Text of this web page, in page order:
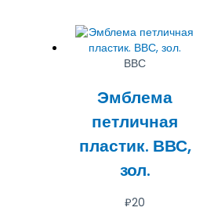
ВВС
Эмблема
петличная
пластик. ВВС,
зол.
₽20